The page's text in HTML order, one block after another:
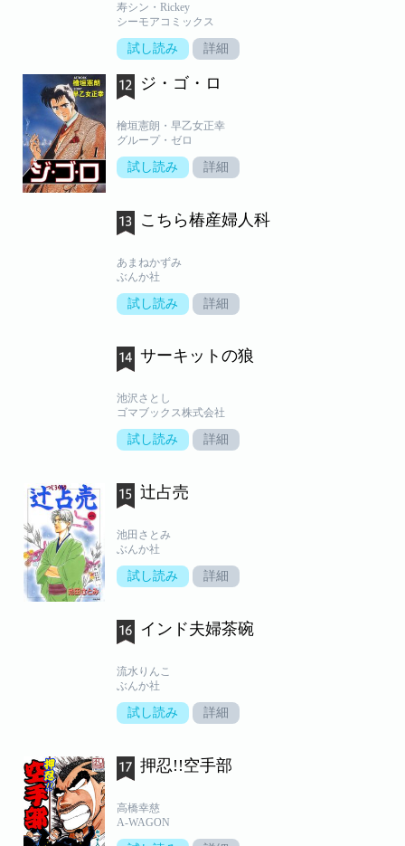
寿シン・Rickey
シーモアコミックス
試し読み 詳細
ジ・ゴ・ロ
檜垣憲朗・早乙女正幸
グループ・ゼロ
試し読み 詳細
こちら椿産婦人科
あまねかずみ
ぶんか社
試し読み 詳細
サーキットの狼
池沢さとし
ゴマブックス株式会社
試し読み 詳細
辻占売
池田さとみ
ぶんか社
試し読み 詳細
インド夫婦茶碗
流水りんこ
ぶんか社
試し読み 詳細
押忍!!空手部
高橋幸慈
A-WAGON